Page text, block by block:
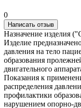
0
Написать отзыв
Назначение изделия
Изделие
давления на тело
образования
двигательного
Показания к
распределения
профилактики
нарушением опорно-